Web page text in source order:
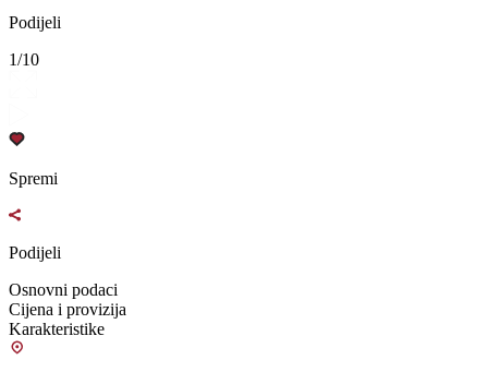
Podijeli
1/10
Spremi
Podijeli
Osnovni podaci
Cijena i provizija
Karakteristike